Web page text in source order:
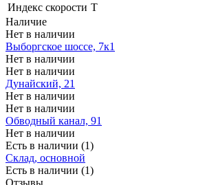
Индекс скорости T
Наличие
Нет в наличии
Выборгское шоссе, 7к1
Нет в наличии
Нет в наличии
Дунайский, 21
Нет в наличии
Нет в наличии
Обводный канал, 91
Нет в наличии
Есть в наличии (1)
Склад, основной
Есть в наличии (1)
Отзывы